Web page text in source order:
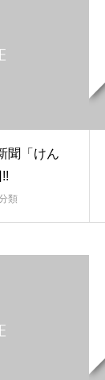
聞「けん
類